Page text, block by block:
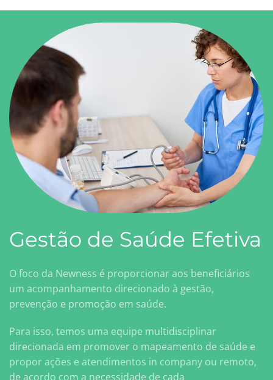
Gestão de Saúde Efetiva
O foco da Newness é proporcionar aos beneficiários
um acompanhamento direcionado à gestão,
prevenção e promoção em saúde.
Para isso, temos uma equipe multidisciplinar
direcionada em promover o mapeamento de saúde e
propor ações e atendimentos in company ou remoto,
de acordo com a necessidade de cada